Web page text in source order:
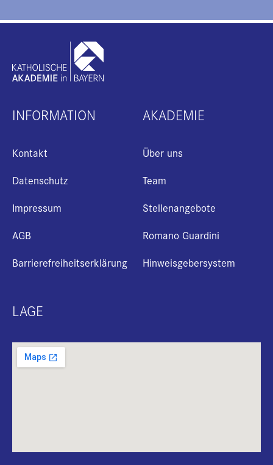
INFORMATION
Kontakt
Datenschutz
Impressum
AGB
Barrierefreiheitserklärung
AKADEMIE
Über uns
Team
Stellenangebote
Romano Guardini
Hinweisgebersystem
LAGE